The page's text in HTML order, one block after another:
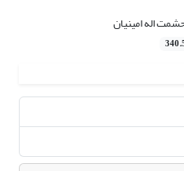
اله امینیان